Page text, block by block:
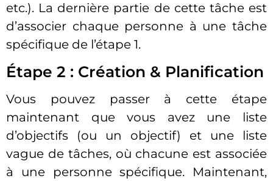
etc.). La dernière partie de cette tâche est
d’associer chaque personne à une tâche
spécifique de l’étape 1.
Étape 2 : Création & Planification
Vous pouvez passer à cette étape
maintenant que vous avez une liste
d’objectifs (ou un objectif) et une liste
vague de tâches, où chacune est associée
à une personne spécifique. Maintenant,